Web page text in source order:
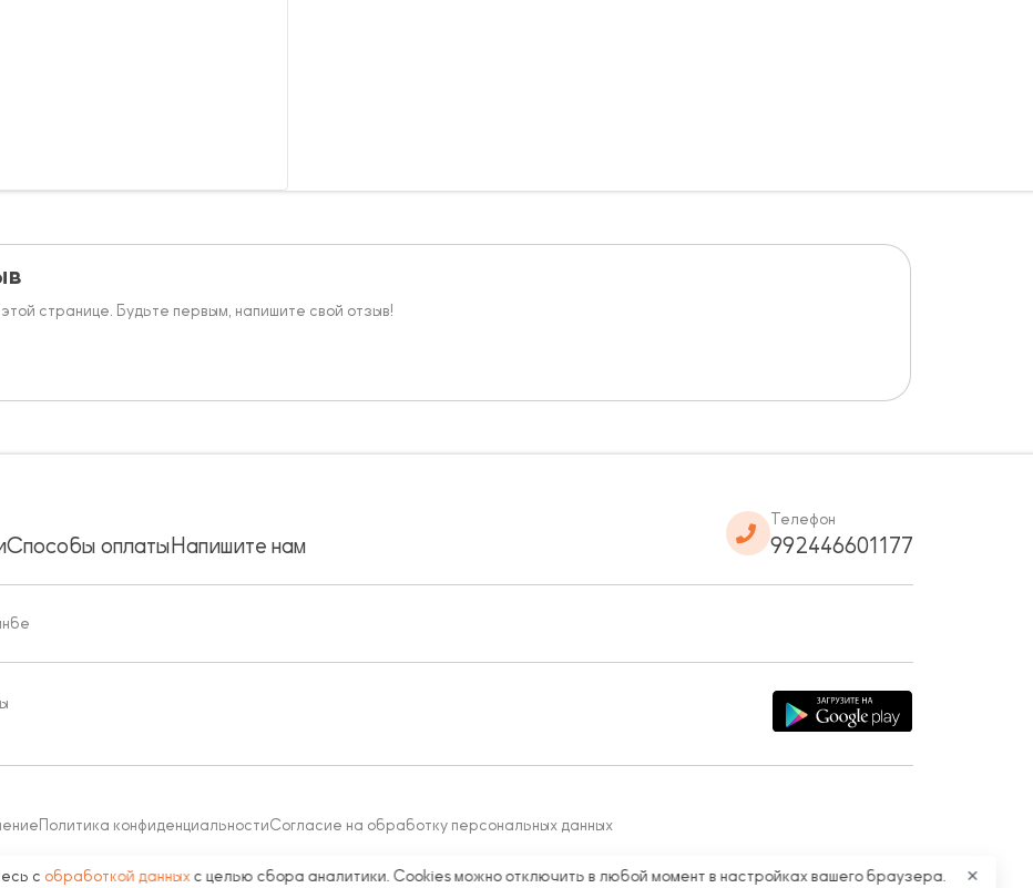
странице. Будьте первым, напишите свой отзыв!
Способы оплатыНапишите нам
Телефон
992446601177
Политика конфиденциальностиСогласие на обработку персональных данных
с обработкой данных с целью сбора аналитики. Cookies можно отключить в любой момент в настройках вашего браузера. ✕